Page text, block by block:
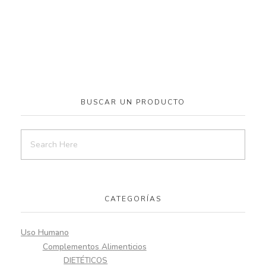
BUSCAR UN PRODUCTO
CATEGORÍAS
Uso Humano
Complementos Alimenticios
DIETÉTICOS